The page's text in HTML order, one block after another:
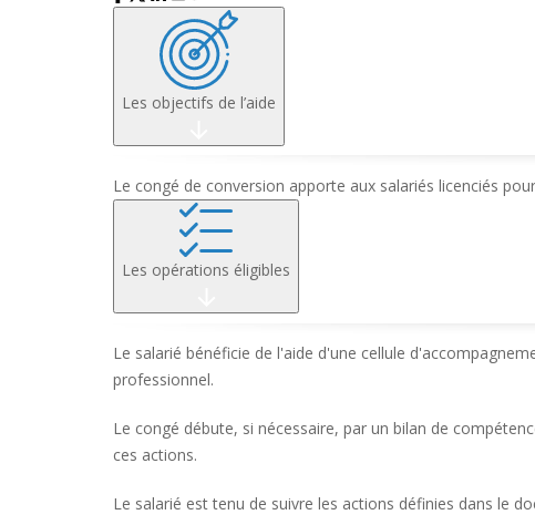
Les objectifs de l’aide
Le congé de conversion apporte aux salariés licenciés
Les opérations éligibles
Le salarié bénéficie de l'aide d'une cellule
professionnel.
Le congé débute, si nécessaire, par un bilan de
ces actions.
Le salarié est tenu de suivre les actions définies dans le